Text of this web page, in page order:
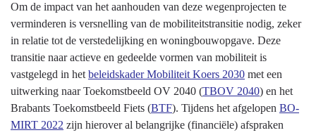
Om de impact van het aanhouden van deze wegenprojecten te
verminderen is versnelling van de mobiliteitstransitie nodig, zeker
in relatie tot de verstedelijking en woningbouwopgave. Deze
transitie naar actieve en gedeelde vormen van mobiliteit is
vastgelegd in het beleidskader Mobiliteit Koers 2030 met een
uitwerking naar Toekomstbeeld OV 2040 (TBOV 2040) en het
Brabants Toekomstbeeld Fiets (BTF). Tijdens het afgelopen BO-
MIRT 2022 zijn hierover al belangrijke (financiële) afspraken